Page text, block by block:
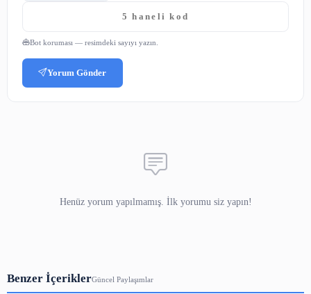
Çoklu Ortam İçeriğinin Yönetimi:
Arşivlerde Fotoğraf, Video ve Ses
Arşivler, insanlık tarihinin en önemli miraslarının
gelecek nesillere aktarılması için vazgeçilmez bir rol
korunması ve erişimi, arşivlerin gelecekteki rolü